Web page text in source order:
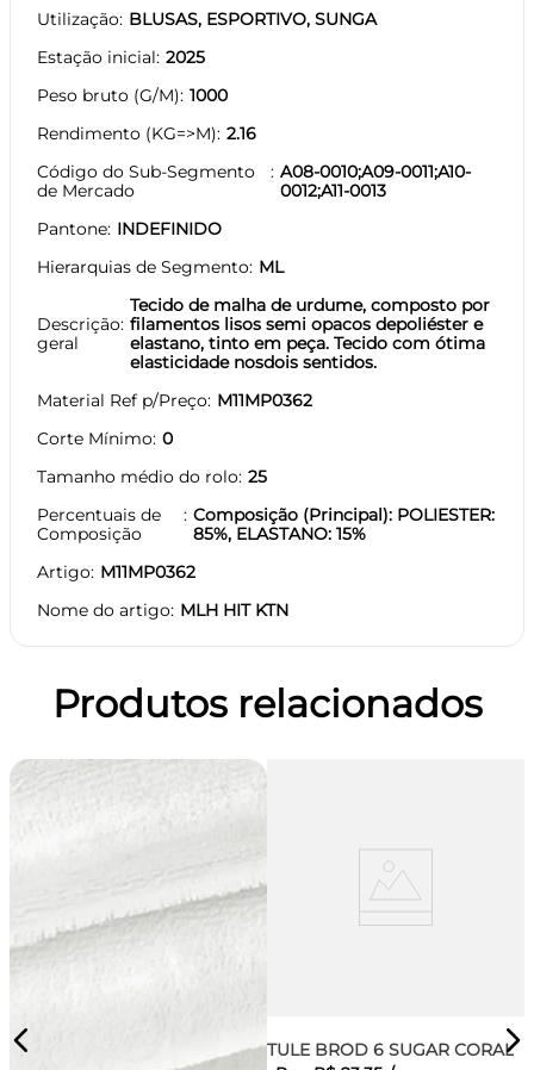
Utilização BLUSAS, ESPORTIVO, SUNGA
Estação inicial 2025
Peso bruto (G/M) 1000
Rendimento (KG=>M) 2.16
Código do Sub-Segmento
de Mercado
A08-0010;A09-0011;A10-
0012;A11-0013
Pantone INDEFINIDO
Hierarquias de Segmento ML
Descrição
geral
Tecido de malha de urdume, composto por
filamentos lisos semi opacos depoliéster e
elastano, tinto em peça. Tecido com ótima
elasticidade nosdois sentidos.
Material Ref p/Preço M11MP0362
Corte Mínimo 0
Tamanho médio do rolo 25
Percentuais de
Composição
Composição (Principal): POLIESTER:
85%, ELASTANO: 15%
Artigo M11MP0362
Nome do artigo MLH HIT KTN
Produtos relacionados
TULE BROD 6 SUGAR CORAL